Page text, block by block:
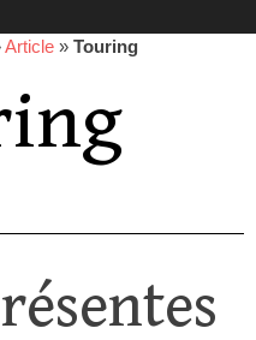
Article » Touring